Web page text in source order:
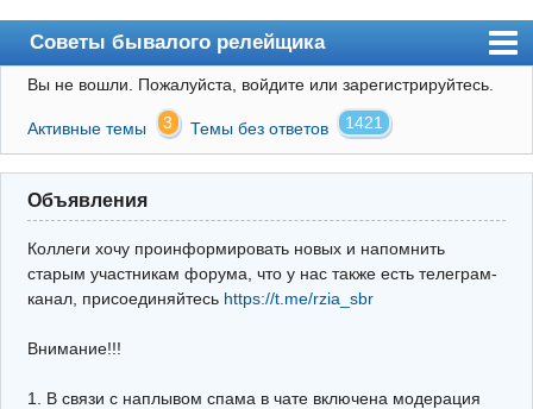
Советы бывалого релейщика
Форум
Правила
Поиск
Регистрация
Архив
Почта
Поиск релейщика
Вы не вошли. Пожалуйста, войдите или зарегистрируйтесь.
Активные темы 3 Темы без ответов 1421
Объявления
Коллеги хочу проинформировать новых и напомнить
старым участникам форума, что у нас также есть телеграм-
канал, присоединяйтесь https://t.me/rzia_sbr
Внимание!!!
1. В связи с наплывом спама в чате включена модерация